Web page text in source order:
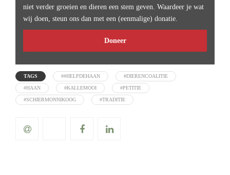
niet verder groeien en dieren een stem geven. Waardeer je wat
wij doen, steun ons dan met een (eenmalige) donatie.
Doneer
TAGS ##HELPDEHAAN #DIERENCOALITIE
#HAAN #KALLEMOOI #PETITIE
#SCHIERMONNIKOOG #TRADITIE